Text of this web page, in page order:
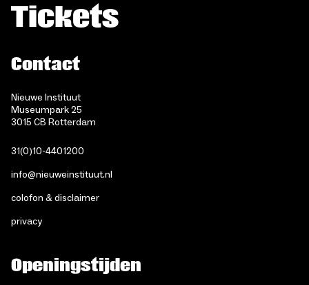
Tickets
Contact
Nieuwe Instituut
Museumpark 25
3015 CB Rotterdam
31(0)10-4401200
info@nieuweinstituut.nl
colofon & disclaimer
privacy
Openingstijden